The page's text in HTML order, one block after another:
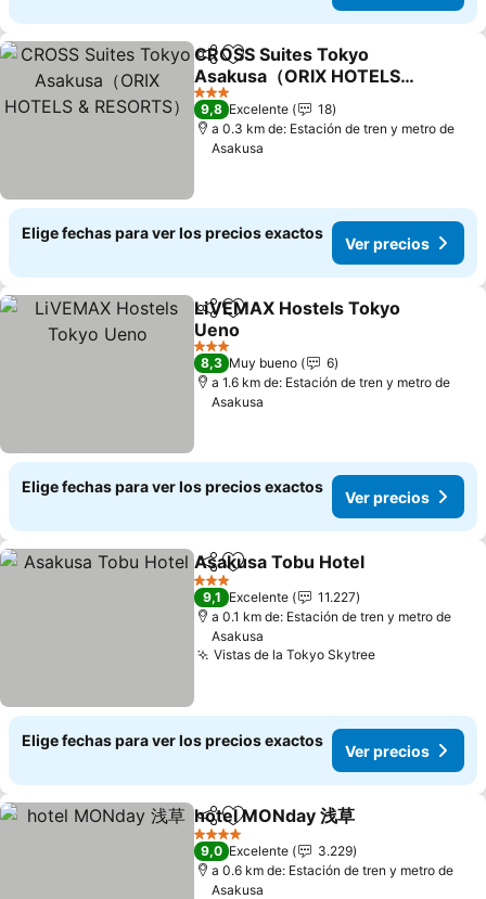
CompartirAgregar a favoritos
CROSS Suites Tokyo
Asakusa（ORIX HOTELS
& RESORTS）
3 Estrellas
9,8 Excelente
18
a 0.3 km de: Estación de tren y metro de
Asakusa
Elige fechas para ver los precios exactos
Ver precios
CompartirAgregar a favoritos
LiVEMAX Hostels Tokyo
Ueno
3 Estrellas
8,3 Muy bueno
6
a 1.6 km de: Estación de tren y metro de
Asakusa
Elige fechas para ver los precios exactos
Ver precios
CompartirAgregar a favoritos
Asakusa Tobu Hotel
3 Estrellas
9,1 Excelente
11.227
a 0.1 km de: Estación de tren y metro de
Asakusa
Vistas de la Tokyo Skytree
Elige fechas para ver los precios exactos
Ver precios
CompartirAgregar a favoritos
hotel MONday 浅草
4 Estrellas
9,0 Excelente
3.229
a 0.6 km de: Estación de tren y metro de
Asakusa